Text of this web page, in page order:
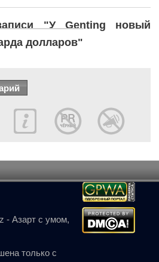
"У Genting новый
долларов"
- Азарт с умом,
только с